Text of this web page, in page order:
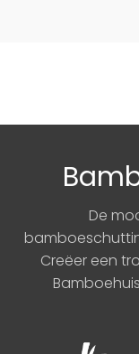
De
Creëer een